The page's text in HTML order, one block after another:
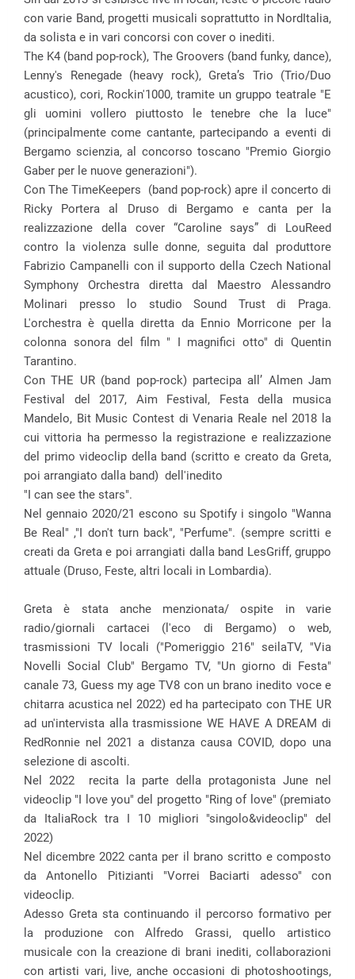
con varie Band, progetti musicali soprattutto in NordItalia,
da solista e in vari concorsi con cover o inediti.
The K4 (band pop-rock), The Groovers (band funky, dance),
Lenny's Renegade (heavy rock), Greta’s Trio (Trio/Duo
acustico), cori, Rockin'1000, tramite un gruppo teatrale "E
gli uomini vollero piuttosto le tenebre che la luce"
(principalmente come cantante, partecipando a eventi di
Bergamo scienzia, al concorso toscano "Premio Giorgio
Gaber per le nuove generazioni").
Con The TimeKeepers
(band pop-rock) apre il concerto di
Ricky Portera al Druso di Bergamo e canta per la
realizzazione della cover “Caroline says” di LouReed
contro la violenza sulle donne, seguita dal produttore
Fabrizio Campanelli con il supporto della Czech National
Symphony Orchestra diretta dal Maestro Alessandro
Molinari presso lo studio Sound Trust di Praga.
L'orchestra è quella diretta da Ennio Morricone per la
colonna sonora del film " I magnifici otto" di Quentin
Tarantino.
Con THE UR (band pop-rock) partecipa all’ Almen Jam
Festival del 2017, Aim Festival, Festa della musica
Mandelo, Bit Music Contest di Venaria Reale nel 2018 la
cui vittoria ha permesso la registrazione e realizzazione
del primo videoclip della band (scritto e creato da Greta,
poi arrangiato dalla band) dell'inedito
"I can see the stars".
Nel gennaio 2020/21 escono su Spotify i singolo "Wanna
Be Real" ,"I don't turn back", "Perfume". (sempre scritti e
creati da Greta e poi arrangiati dalla band LesGriff, gruppo
attuale (Druso, Feste, altri locali in Lombardia).
Greta è stata anche menzionata/ ospite in varie
radio/giornali cartacei (l'eco di Bergamo) o web,
trasmissioni TV locali ("Pomeriggio 216" seilaTV, "Via
Novelli Social Club" Bergamo TV, "Un giorno di Festa"
canale 73, Guess my age TV8 con un brano inedito voce e
chitarra acustica nel 2022) ed ha partecipato con THE UR
ad un'intervista alla trasmissione WE HAVE A DREAM di
RedRonnie nel 2021 a distanza causa COVID, dopo una
selezione di ascolti.
Nel 2022 recita la parte della protagonista June nel
videoclip "I love you" del progetto "Ring of love" (premiato
da ItaliaRock tra I 10 migliori "singolo&videoclip" del
2022)
Nel dicembre 2022 canta per il brano scritto e composto
da Antonello Pitizianti "Vorrei Baciarti adesso" con
videoclip.
Adesso Greta sta continuando il percorso formativo per
la produzione con Alfredo Grassi, quello artistico
musicale con la creazione di brani inediti, collaborazioni
con artisti vari, live, anche occasioni di photoshootings,